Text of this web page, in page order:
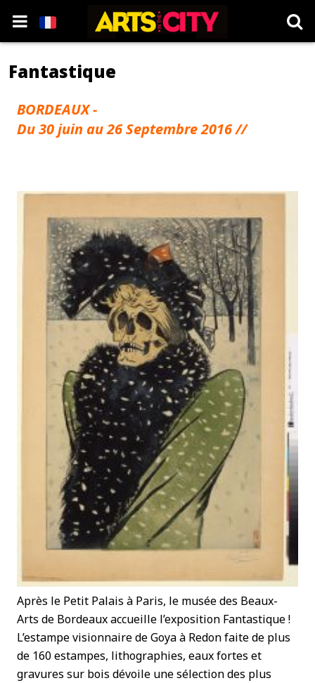
Fantastique
BORDEAUX -
Du 30 juin au 26 Septembre 2016 //
Après le Petit Palais à Paris, le musée des Beaux-
Arts de Bordeaux accueille l’exposition Fantastique !
L’estampe visionnaire de Goya à Redon faite de plus
de 160 estampes, lithographies, eaux fortes et
gravures sur bois dévoile une sélection des plus